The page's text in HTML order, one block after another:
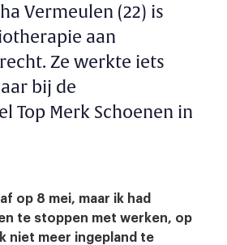
Vermeulen (22) is
aan
Ze werkte iets
bij de
Top Merk Schoenen in
op 8 mei, maar ik had
te stoppen met werken, op
niet meer ingepland te